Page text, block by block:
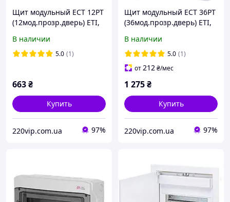
Щит модульный ECT 12PT
(12мод.прозр.дверь) ETI,
распределительный бокс
В наличии
5.0 (1)
663₴
Купить
220vip.com.ua 97%
Щит модульный ECT 36PT
(36мод.прозр.дверь) ETI,
распределительный бокс
В наличии
5.0 (1)
от212₴/мес
1 275₴
Купить
220vip.com.ua 97%